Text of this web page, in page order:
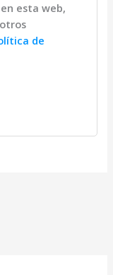
esta web,
de